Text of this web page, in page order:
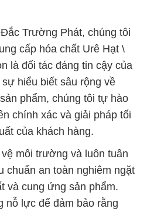
Trường Phát, chúng tôi
cấp hóa chất Urê Hạt \
là đối tác đáng tin cậy của
hiểu biết sâu rộng về
phẩm, chúng tôi tự hào
chính xác và giải pháp tối
của khách hàng.
môi trường và luôn tuân
chuẩn an toàn nghiêm ngặt
và cung ứng sản phẩm.
nỗ lực để đảm bảo rằng